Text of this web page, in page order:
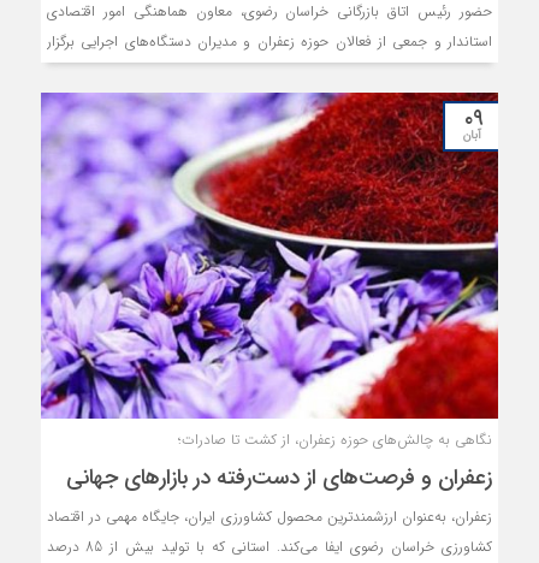
حضور رئیس اتاق بازرگانی خراسان رضوی، معاون هماهنگی امور اقتصادی
استاندار و جمعی از فعالان حوزه زعفران و مدیران دستگاه‌های اجرایی برگزار
۰۹
آبان
نگاهی به چالش‌های حوزه زعفران، از کشت تا صادرات؛
زعفران و فرصت‌های از دست‌رفته در بازارهای جهانی
زعفران، به‌عنوان ارزشمندترین محصول کشاورزی ایران، جایگاه مهمی در اقتصاد
کشاورزی خراسان رضوی ایفا می‌کند. استانی که با تولید بیش از 85 درصد